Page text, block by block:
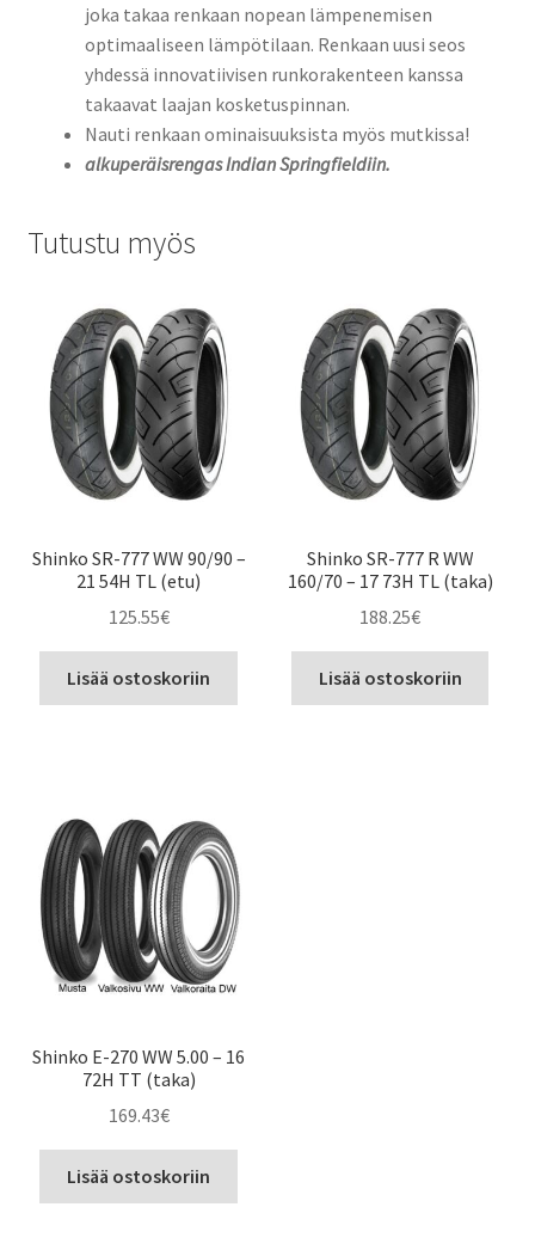
joka takaa renkaan nopean lämpenemisen
optimaaliseen lämpötilaan. Renkaan uusi seos
yhdessä innovatiivisen runkorakenteen kanssa
takaavat laajan kosketuspinnan.
Nauti renkaan ominaisuuksista myös mutkissa!
alkuperäisrengas Indian Springfieldiin.
Tutustu myös
Shinko SR-777 WW 90/90 –
21 54H TL (etu)
125.55€
Lisää ostoskoriin
Shinko SR-777 R WW
160/70 – 17 73H TL (taka)
188.25€
Lisää ostoskoriin
Shinko E-270 WW 5.00 – 16
72H TT (taka)
169.43€
Lisää ostoskoriin